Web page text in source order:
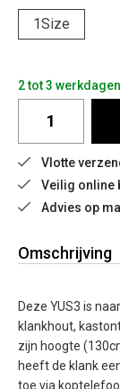
1Size
2 tot 3 werkdagen
Vlotte
Veilig online
Advies op
Omschrijving
Deze YUS3 is
klankhout,
zijn hoogte
heeft de klank
toe via